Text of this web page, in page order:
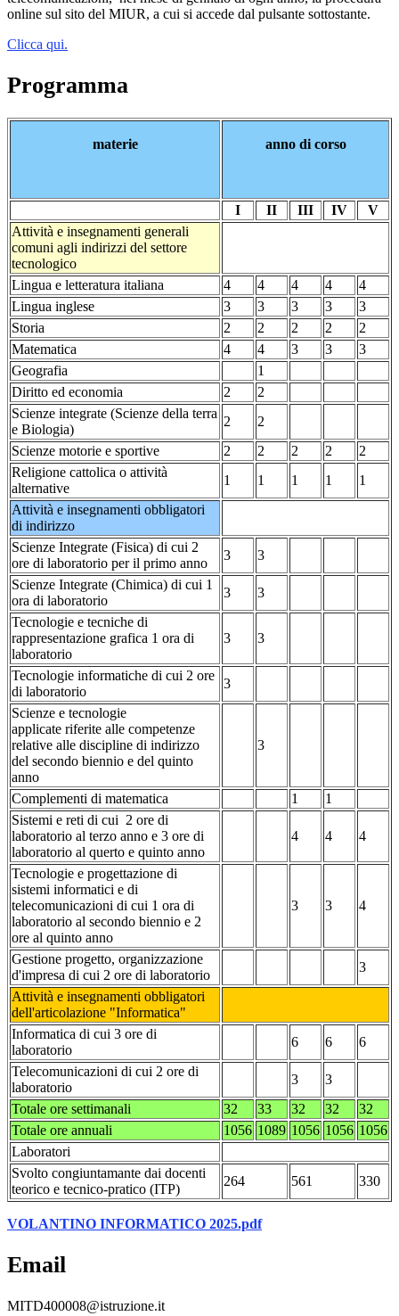
online sul sito del MIUR, a cui si accede dal pulsante sottostante.
Clicca qui.
Programma
materie anno di corso
I II III IV
V
Attività e insegnamenti generali
comuni agli indirizzi del settore
tecnologico
Lingua e letteratura italiana
4 4 4 4
4
Lingua inglese
3 3 3 3
3
Storia
2 2 2 2
2
Matematica
4 4 3 3
3
Geografia
1
Diritto ed economia
2
2
Scienze integrate (Scienze della terra
e Biologia)
2
2
Scienze motorie e sportive
2 2 2 2
2
Religione cattolica o attività
alternative
1 1 1 1
1
Attività e insegnamenti obbligatori
di indirizzo
Scienze Integrate (Fisica) di cui 2
ore di laboratorio per il primo anno
3
3
Scienze Integrate (Chimica) di cui 1
ora di laboratorio
3
3
Tecnologie e tecniche di
rappresentazione grafica 1 ora di
laboratorio
3 3
Tecnologie informatiche di cui 2 ore
di laboratorio
3
Scienze e tecnologie
applicate riferite alle competenze
relative alle discipline di indirizzo
del secondo biennio e del quinto
anno
3
Complementi di matematica 1
1
Sistemi e reti di cui 2 ore di
laboratorio al terzo anno e 3 ore di
laboratorio al querto e quinto anno
4 4 4
Tecnologie e progettazione di
sistemi informatici e di
telecomunicazioni di cui 1 ora di
laboratorio al secondo biennio e 2
ore al quinto anno
3 3 4
Gestione progetto, organizzazione
d'impresa di cui 2 ore di laboratorio
3
Attività e insegnamenti obbligatori
dell'articolazione "Informatica"
Informatica di cui 3 ore di
laboratorio
6 6
6
Telecomunicazioni di cui 2 ore di
laboratorio
3
3
Totale ore settimanali
32 33 32 32
32
Totale ore annuali
1056 1089 1056 1056 1056
Laboratori
Svolto congiuntamante dai docenti
teorico e tecnico-pratico (ITP)
264 561 330
VOLANTINO INFORMATICO 2025.pdf
Email
MITD400008@istruzione.it